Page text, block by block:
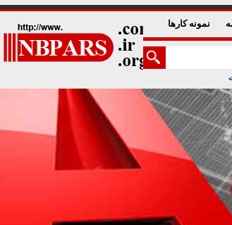
نمونه کارها